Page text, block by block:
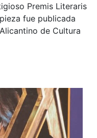
Premis Literaris
fue publicada
de Cultura